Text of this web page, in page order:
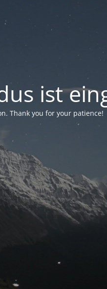
ist
Thank you for your patience!